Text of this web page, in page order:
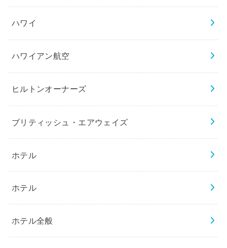
ハワイ
ハワイアン航空
ヒルトンオーナーズ
ブリティッシュ・エアウェイズ
ホテル
ホテル
ホテル全般